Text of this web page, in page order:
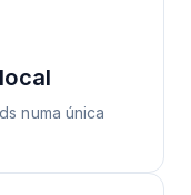
numa única